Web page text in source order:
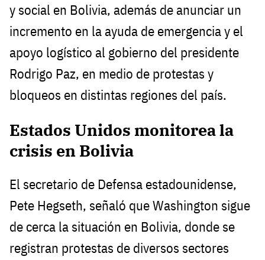
y social en Bolivia, además de anunciar un
incremento en la ayuda de emergencia y el
apoyo logístico al gobierno del presidente
Rodrigo Paz, en medio de protestas y
bloqueos en distintas regiones del país.
Estados Unidos monitorea la
crisis en Bolivia
El secretario de Defensa estadounidense,
Pete Hegseth, señaló que Washington sigue
de cerca la situación en Bolivia, donde se
registran protestas de diversos sectores